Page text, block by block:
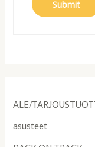
ALE/
asusteet